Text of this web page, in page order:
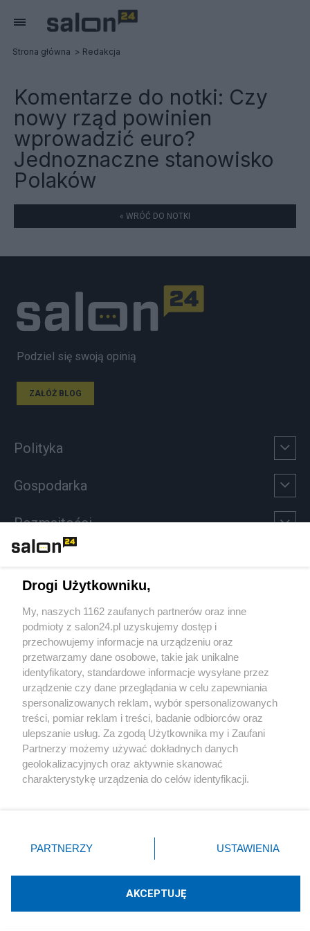
Strona główna Redakcja
Komentarze do notki: Czy
nowy rząd powinien
wprowadzić euro?
Jednoznaczne stanowisko
Polaków
« WRÓĆ DO NOTKI
Podziel się swoją opinią
ZAŁÓŻ BLOG
Polityka
Gospodarka
Rozmaitości
Sport
Społeczeństwo
Kultura
X Facebook Instagram Youtube
Technologię dostarcza:W3media.pl
Drogi Użytkowniku,
My, naszych 1162 zaufanych partnerów oraz inne
podmioty z salon24.pl uzyskujemy dostęp i
przechowujemy informacje na urządzeniu oraz
przetwarzamy dane osobowe, takie jak unikalne
identyfikatory, standardowe informacje wysyłane przez
urządzenie czy dane przeglądania w celu zapewniania
spersonalizowanych reklam, wybór spersonalizowanych
treści, pomiar reklam i treści, badanie odbiorców oraz
ulepszanie usług. Za zgodą Użytkownika my i Zaufani
Partnerzy możemy używać dokładnych danych
geolokalizacyjnych oraz aktywnie skanować
charakterystykę urządzenia do celów identyfikacji.
zmienić/wycofać klikając przycisk ustawień prywatności
znajdujący się w lewym dolnym rogu strony
rodzaje przetwarzania danych nie wymagają zgody
użytkownika, ale masz prawo sprzeciwić się takiemu
PARTNERZY USTAWIENIA
AKCEPTUJĘ